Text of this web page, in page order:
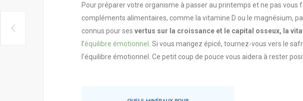
Pour préparer votre organisme à passer au printemps et ne pas vous
compléments alimentaires, comme la vitamine D ou le magnésium,
connus pour ses vertus sur la croissance et le capital osseux, la
l’équilibre émotionnel
. Si vous mangez épicé, tournez-vous vers le
l’équilibre émotionnel. Ce petit coup de pouce vous aidera à rester